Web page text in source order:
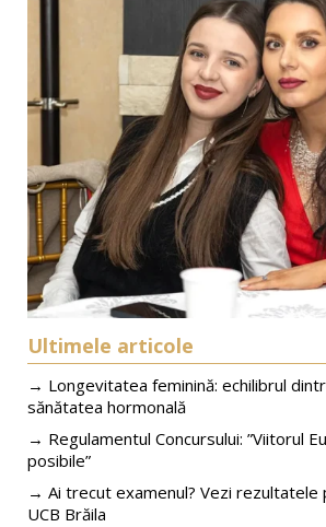
Ultimele articole
→ Longevitatea feminină: echilibrul
sănătatea hormonală
→ Regulamentul Concursului: ”Viitorul
posibile”
→ Ai trecut examenul? Vezi rezultatele
UCB Brăila